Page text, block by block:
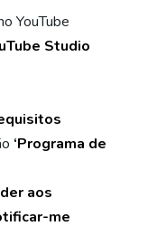
YouTube
Studio
‘Programa de
aos
me